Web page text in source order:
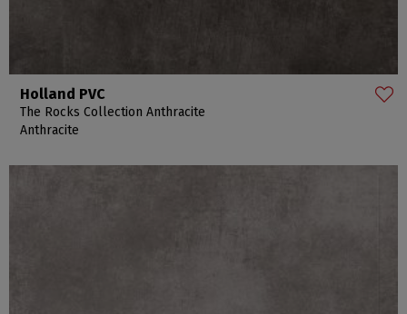
Holland PVC
The Rocks Collection Anthracite
Anthracite